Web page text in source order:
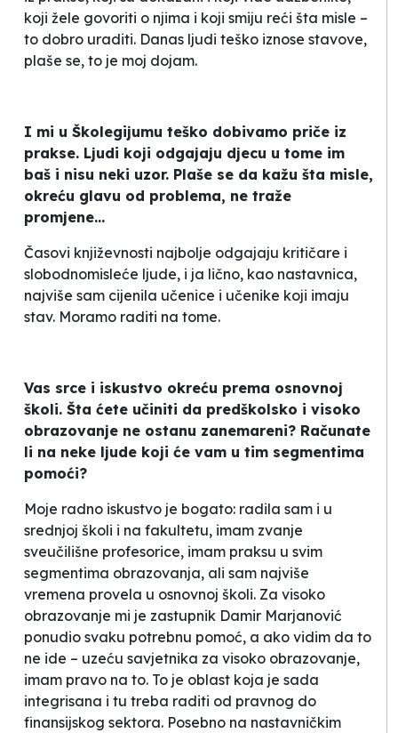
koji žele govoriti o njima i koji smiju reći šta misle –
to dobro uraditi. Danas ljudi teško iznose stavove,
plaše se, to je moj dojam.
I mi u Školegijumu teško dobivamo priče iz
prakse. Ljudi koji odgajaju djecu u tome im
baš i nisu neki uzor. Plaše se da kažu šta misle,
okreću glavu od problema, ne traže
promjene...
Časovi književnosti najbolje odgajaju kritičare i
slobodnomisleće ljude, i ja lično, kao nastavnica,
najviše sam cijenila učenice i učenike koji imaju
stav. Moramo raditi na tome.
Vas srce i iskustvo okreću prema osnovnoj
školi. Šta ćete učiniti da predškolsko i visoko
obrazovanje ne ostanu zanemareni? Računate
li na neke ljude koji će vam u tim segmentima
pomoći?
Moje radno iskustvo je bogato: radila sam i u
srednjoj školi i na fakultetu, imam zvanje
sveučilišne profesorice, imam praksu u svim
segmentima obrazovanja, ali sam najviše
vremena provela u osnovnoj školi. Za visoko
obrazovanje mi je zastupnik Damir Marjanović
ponudio svaku potrebnu pomoć, a ako vidim da to
ne ide – uzeću savjetnika za visoko obrazovanje,
imam pravo na to. To je oblast koja je sada
integrisana i tu treba raditi od pravnog do
finansijskog sektora. Posebno na nastavničkim